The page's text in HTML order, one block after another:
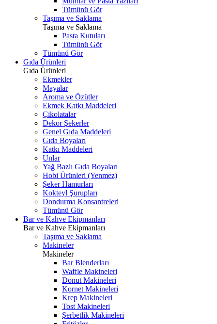
Tümünü Gör
Taşıma ve Saklama
Taşıma ve Saklama
Pasta Kutuları
Tümünü Gör
Tümünü Gör
Gıda Ürünleri
Gıda Ürünleri
Ekmekler
Mayalar
Aroma ve Özütler
Ekmek Katkı Maddeleri
Çikolatalar
Dekor Şekerler
Genel Gıda Maddeleri
Gıda Boyaları
Katkı Maddeleri
Unlar
Yağ Bazlı Gıda Boyaları
Hobi Ürünleri (Yenmez)
Şeker Hamurları
Kokteyl Şurupları
Dondurma Konsantreleri
Tümünü Gör
Bar ve Kahve Ekipmanları
Bar ve Kahve Ekipmanları
Taşıma ve Saklama
Makineler
Makineler
Bar Blenderları
Waffle Makineleri
Donut Makineleri
Kornet Makineleri
Krep Makineleri
Tost Makineleri
Şerbetlik Makineleri